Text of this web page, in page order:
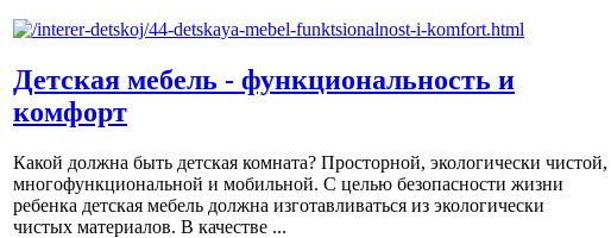
Детская мебель - функциональность и
комфорт
Какой должна быть детская комната? Просторной, экологически чистой,
многофункциональной и мобильной. С целью безопасности жизни
ребенка детская мебель должна изготавливаться из экологически
чистых материалов. В качестве ...